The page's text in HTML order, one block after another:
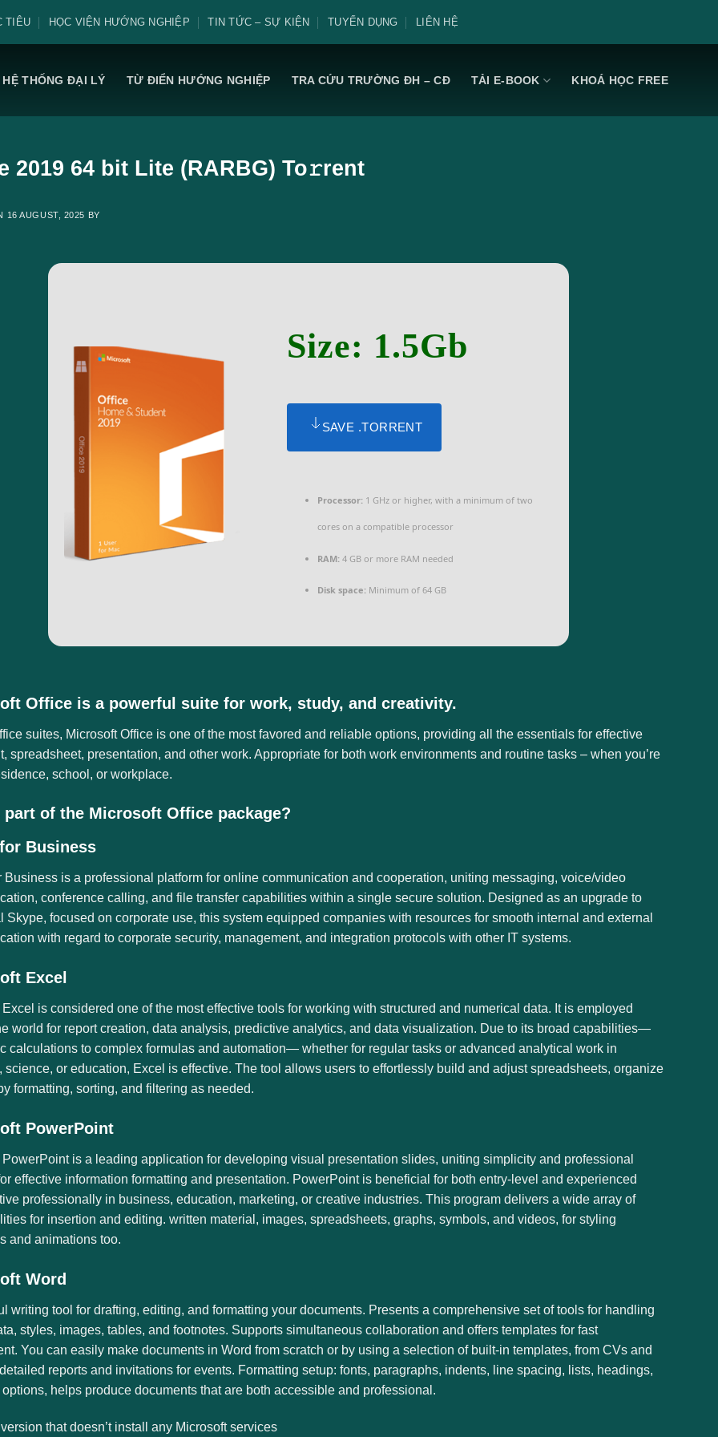
TIÊU HỌC VIỆN HƯỚNG NGHIỆP TIN TỨC – SỰ KIỆN TUYỂN DỤNG LIÊN HỆ
HỆ THỐNG ĐẠI LÝ TỪ ĐIỂN HƯỚNG NGHIỆP TRA CỨU TRƯỜNG ĐH – CĐ TẢI E-BOOK KHOÁ HỌC FREE
2019 64 bit Lite (RARBG) To𝚛rent
16 AUGUST, 2025 BY
Size: 1.5Gb
SAVE .TORRENT
Processor:1 GHz or higher, with a minimum of two
cores on a compatible processor
RAM:4 GB or more RAM needed
Disk space:Minimum of 64 GB
Office is a powerful suite for work, study, and creativity.
suites, Microsoft Office is one of the most favored and reliable options, providing all the essentials for effective
spreadsheet, presentation, and other work. Appropriate for both work environments and routine tasks – when you’re
school, or workplace.
part of the Microsoft Office package?
Business
Business is a professional platform for online communication and cooperation, uniting messaging, voice/video
conference calling, and file transfer capabilities within a single secure solution. Designed as an upgrade to
Skype, focused on corporate use, this system equipped companies with resources for smooth internal and external
with regard to corporate security, management, and integration protocols with other IT systems.
Excel
Excel is considered one of the most effective tools for working with structured and numerical data. It is employed
world for report creation, data analysis, predictive analytics, and data visualization. Due to its broad capabilities—
calculations to complex formulas and automation— whether for regular tasks or advanced analytical work in
science, or education, Excel is effective. The tool allows users to effortlessly build and adjust spreadsheets, organize
formatting, sorting, and filtering as needed.
PowerPoint
PowerPoint is a leading application for developing visual presentation slides, uniting simplicity and professional
effective information formatting and presentation. PowerPoint is beneficial for both entry-level and experienced
professionally in business, education, marketing, or creative industries. This program delivers a wide array of
for insertion and editing. written material, images, spreadsheets, graphs, symbols, and videos, for styling
and animations too.
Word
writing tool for drafting, editing, and formatting your documents. Presents a comprehensive set of tools for handling
styles, images, tables, and footnotes. Supports simultaneous collaboration and offers templates for fast
You can easily make documents in Word from scratch or by using a selection of built-in templates, from CVs and
reports and invitations for events. Formatting setup: fonts, paragraphs, indents, line spacing, lists, headings,
helps produce documents that are both accessible and professional.
that doesn’t install any Microsoft services